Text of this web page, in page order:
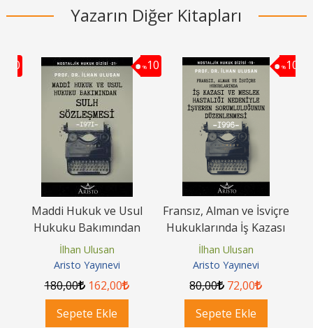
Yazarın Diğer Kitapları
10 %10
Maddi Hukuk ve Usul
Hukuku Bakımından
Sulh Sözleşmesi
İlhan Ulusan
Aristo Yayınevi
180,00 162,00
Sepete Ekle
%10
Fransız, Alman ve İsviçre
Hukuklarında İş Kazası
ve Meslek Hastalığı...
İlhan Ulusan
Aristo Yayınevi
80,00 72,00
Sepete Ekle